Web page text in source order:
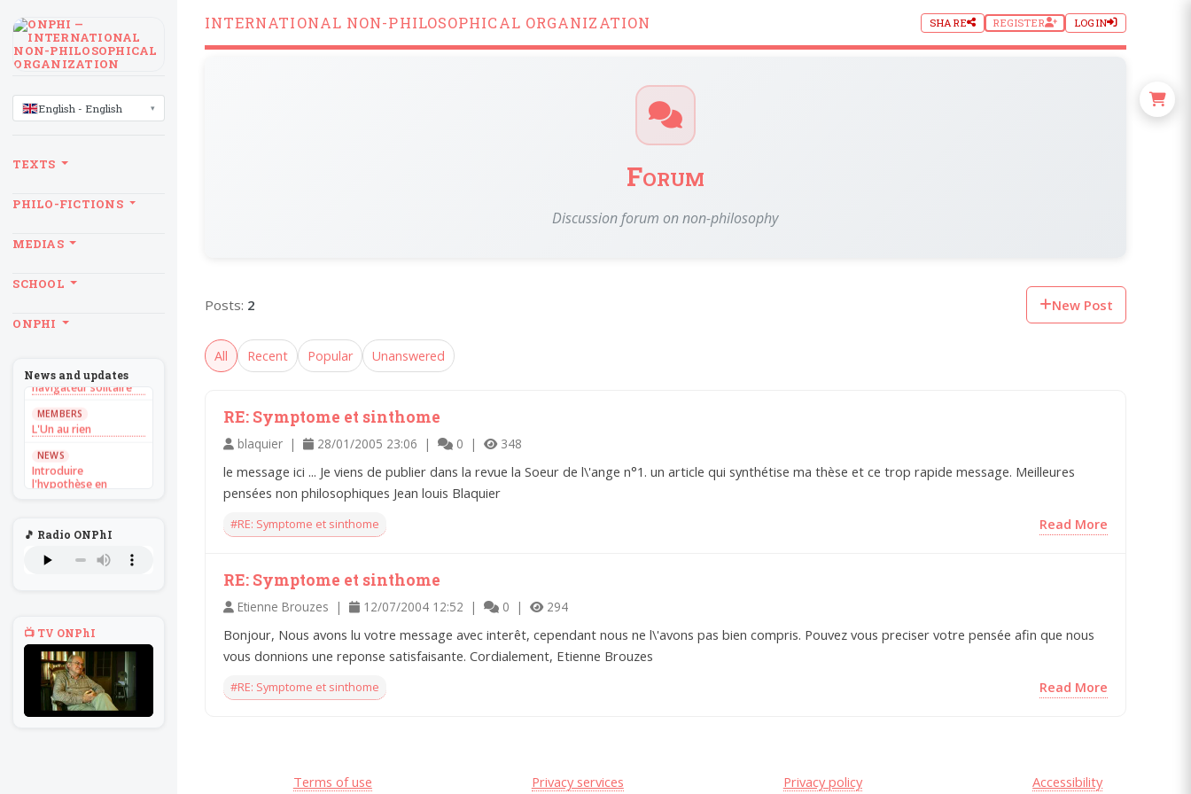
INTERNATIONAL NON-PHILOSOPHICAL ORGANIZATION SHARE REGISTER LOGIN
Forum
Discussion forum on non-philosophy
Posts: 2 New Post
All Recent Popular Unanswered
RE: Symptome et sinthome
blaquier | 28/01/2005 23:06 | 0 | 348
le message ici ... Je viens de publier dans la revue la Soeur de l\'ange n°1. un article qui synthétise ma thèse et ce trop rapide message. Meilleures
pensées non philosophiques Jean louis Blaquier
#RE: Symptome et sinthome Read More
RE: Symptome et sinthome
Etienne Brouzes | 12/07/2004 12:52 | 0 | 294
Bonjour, Nous avons lu votre message avec interêt, cependant nous ne l\'avons pas bien compris. Pouvez vous preciser votre pensée afin que nous
vous donnions une reponse satisfaisante. Cordialement, Etienne Brouzes
#RE: Symptome et sinthome Read More
Terms of use Privacy services Privacy policy Accessibility
LANGUAGE
English - English
TEXTS
PHILO-FICTIONS
MEDIAS
SCHOOL
ONPHI
News and updates
Sans recul
Théorie du
navigateur solitaire
MEMBERS
L'Un au rien
NEWS
Introduire
l'hypothèse en
Voltaire aurait mis ça
Théorie du
navigateur solitaire
MEMBERS
L'Un au rien
NEWS
🎵 Radio ONPhI
📺 TV ONPhI